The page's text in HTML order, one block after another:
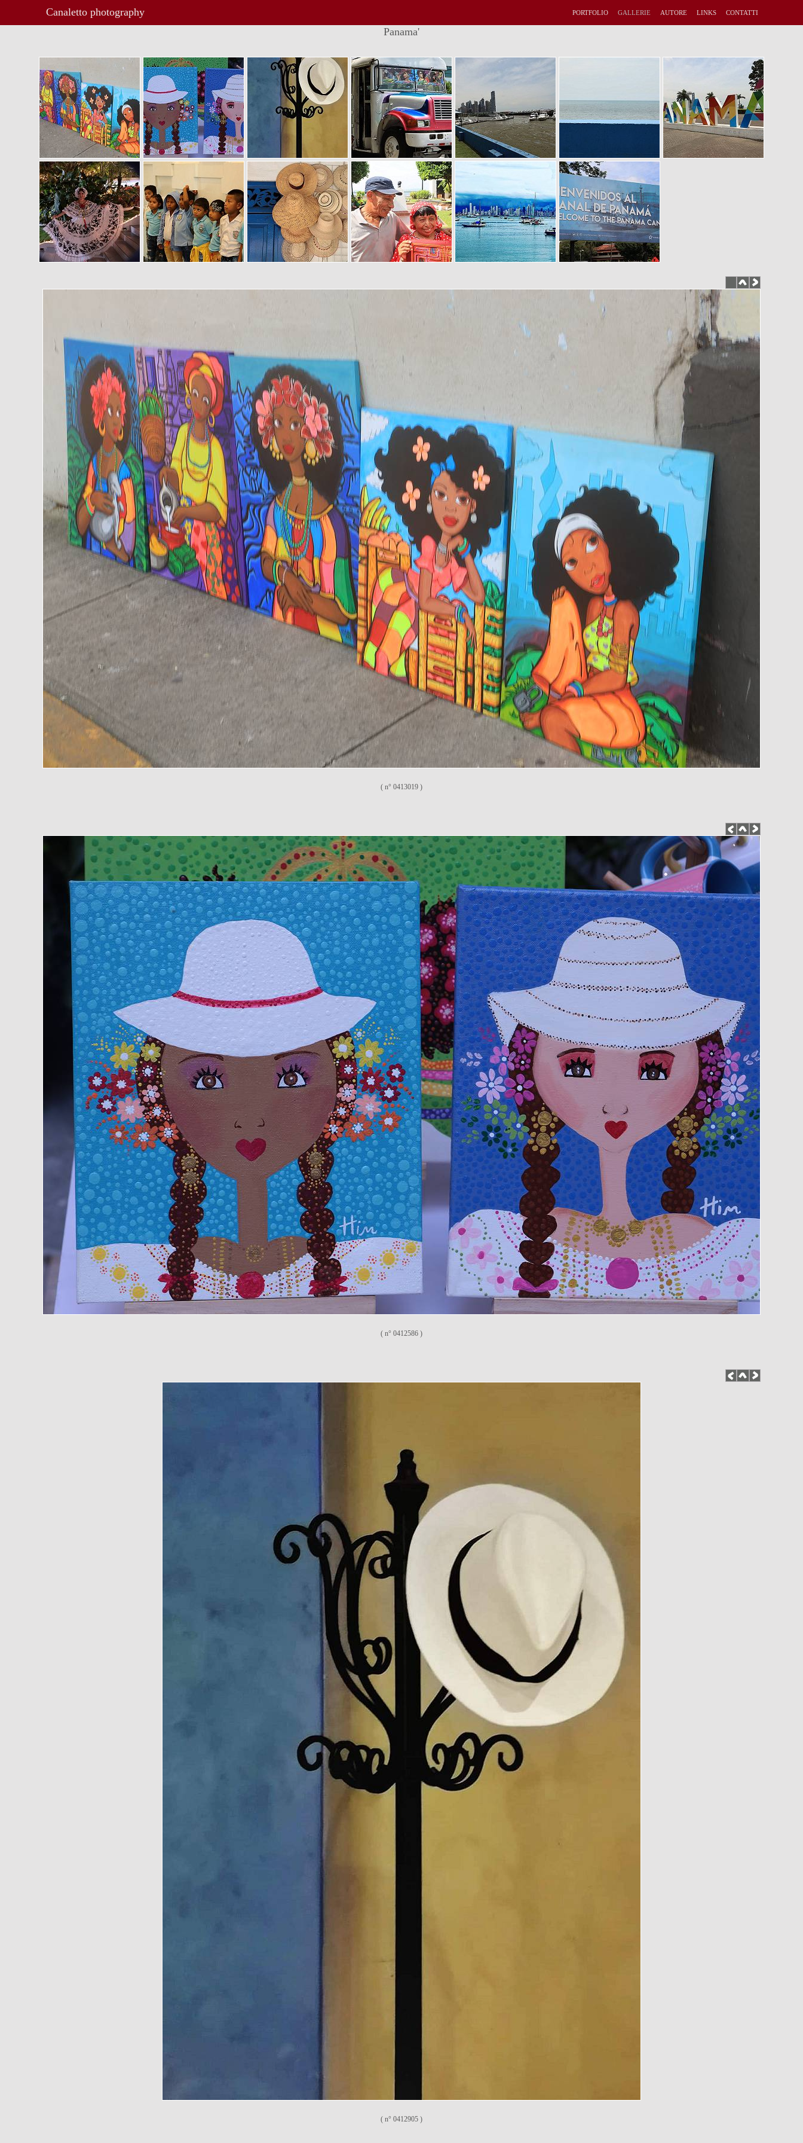
Canaletto photography PORTFOLIO GALLERIE AUTORE LINKS CONTATTI
Panama'
( n° 0413019 )
( n° 0412586 )
( n° 0412905 )